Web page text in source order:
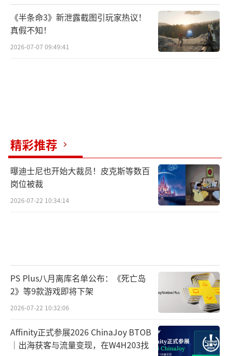
《半条命3》新泄露截图引玩家热议！
真假不知！
2026-07-07 09:49:41
精彩推荐
曝迪士尼也开始大裁员！皮克斯等数百
岗位被裁
2026-07-22 10:34:14
PS Plus八月离库名单公布：《死亡岛
2》等9款游戏即将下架
2026-07-22 10:32:06
Affinity正式参展2026 ChinaJoy BTOB
｜出海获客与流量变现，在W4H203找